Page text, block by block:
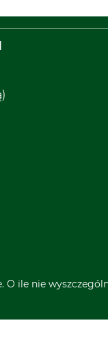
O ile nie